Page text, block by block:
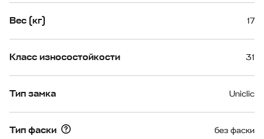
Вес (кг) 17
Класс износостойкости 31
Тип замка Uniclic
Тип фаски без фаски